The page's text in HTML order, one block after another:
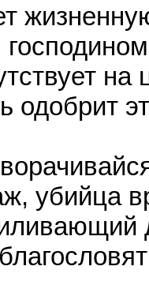
одобрит
убийца